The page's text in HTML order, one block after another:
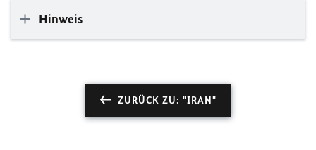
Hinweis
ZURÜCK ZU: "IRAN"